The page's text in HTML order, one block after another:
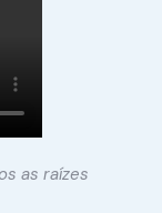
as raízes